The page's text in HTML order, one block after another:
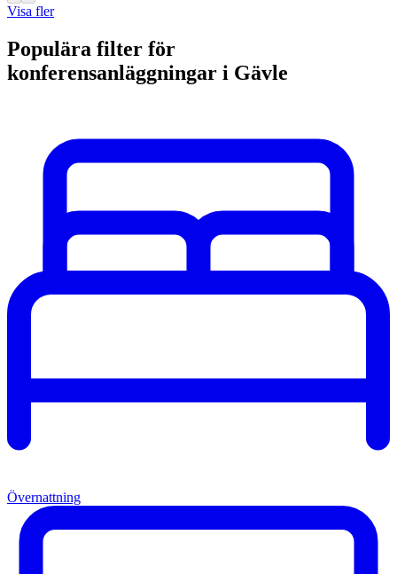
Visa fler
Populära filter för
konferensanläggningar i Gävle
Övernattning